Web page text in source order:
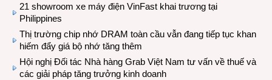
21 showroom xe máy điện VinFast khai trương tại
Philippines
Thị trường chip nhớ DRAM toàn cầu vẫn đang tiếp tục khan
hiếm đẩy giá bộ nhớ tăng thêm
Hội nghị Đối tác Nhà hàng Grab Việt Nam tư vấn về thuế và
các giải pháp tăng trưởng kinh doanh